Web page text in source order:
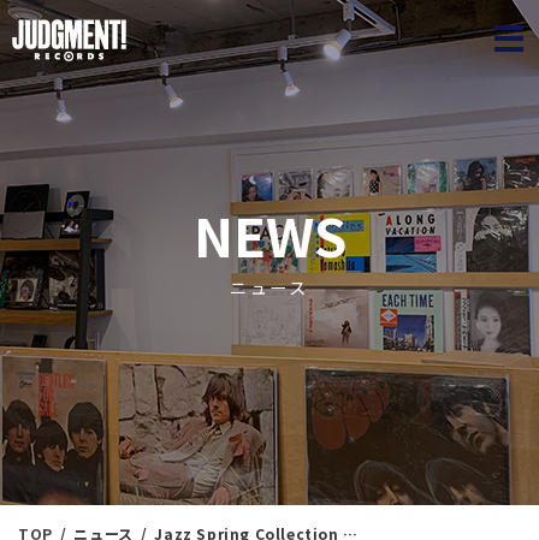
NEWS
ニュース
TOP ニュース Jazz Spring Collection 24 ＜新入荷情報＞ 4/14（月）14：14出品 ※通販リスト付